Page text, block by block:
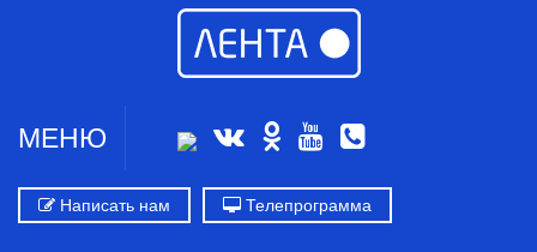
МЕНЮ
Написать нам Телепрограмма